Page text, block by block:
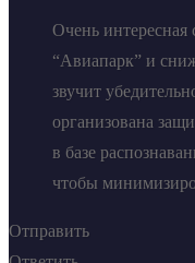
Очень интересная
“Авиапарк” и
звучит
организована
в базе
чтобы
Отправить